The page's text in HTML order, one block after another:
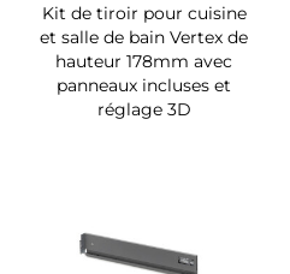
Kit de tiroir pour cuisine
et salle de bain Vertex de
hauteur 178mm avec
panneaux incluses et
réglage 3D